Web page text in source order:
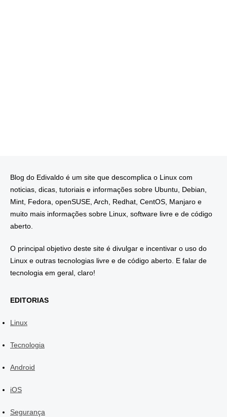
Blog do Edivaldo é um site que descomplica o Linux com
noticias, dicas, tutoriais e informações sobre Ubuntu, Debian,
Mint, Fedora, openSUSE, Arch, Redhat, CentOS, Manjaro e
muito mais informações sobre Linux, software livre e de código
aberto.
O principal objetivo deste site é divulgar e incentivar o uso do
Linux e outras tecnologias livre e de código aberto. E falar de
tecnologia em geral, claro!
EDITORIAS
Linux
Tecnologia
Android
iOS
Segurança